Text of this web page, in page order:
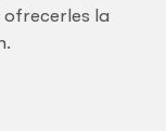
la